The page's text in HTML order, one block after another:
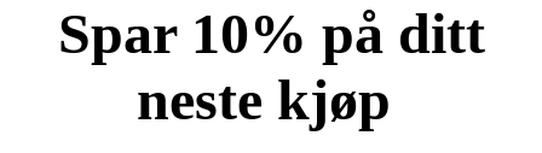
Spar 10% på ditt
neste kjøp